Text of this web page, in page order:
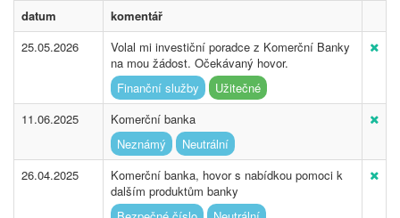
datum
komentář
25.05.2026
Volal mi investiční poradce z Komerční Banky
na mou žádost. Očekávaný hovor.
Finanční služby
Užitečné
11.06.2025
Komerční banka
Neznámý
Neutrální
26.04.2025
Komerční banka, hovor s nabídkou pomoci k
dalším produktům banky